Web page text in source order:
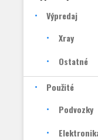
Výpredaj
Xray
Ostatné
Použité
Podvozky